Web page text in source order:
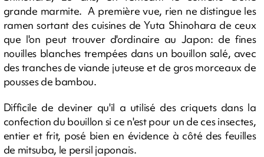
grande marmite. A première vue, rien ne distingue les
ramen sortant des cuisines de Yuta Shinohara de ceux
que l'on peut trouver d'ordinaire au Japon: de fines
nouilles blanches trempées dans un bouillon salé, avec
des tranches de viande juteuse et de gros morceaux de
pousses de bambou.
Difficile de deviner qu'il a utilisé des criquets dans la
confection du bouillon si ce n'est pour un de ces insectes,
entier et frit, posé bien en évidence à côté des feuilles
de mitsuba, le persil japonais.